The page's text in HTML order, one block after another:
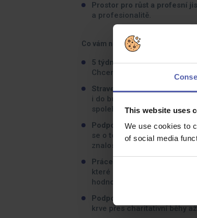
This website uses
We use cookies to
of social media
Prostor pro růst a profesní
a profesionalitě.
Co vám nabídneme:
5 týdnů dovolené + zdravotní
Chceme, aby měli naši lidé
Stravenkový paušál a
i do budoucna. Příspěvky
spolehnout.
Podpora vzdělávání,
se o to, abyste měli přístup
znalosti v oboru skrze různé
Práce na prestižních
které zná každý v regionu a
hodnotu.
Podpora dobrovolnictví a
krve přes charitativní běhy